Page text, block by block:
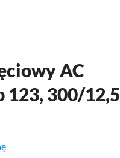
AC
123, 300/12,5